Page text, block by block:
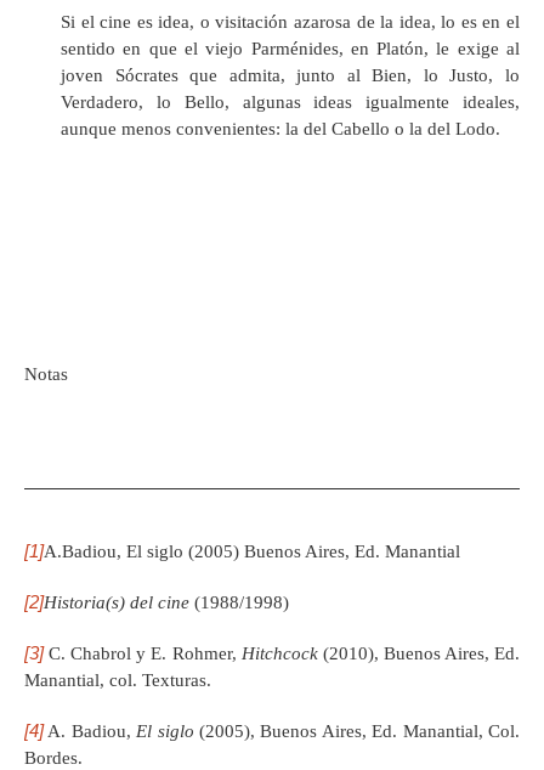
Si el cine es idea, o visitación azarosa de la idea, lo es en el
sentido en que el viejo Parménides, en Platón, le exige al
joven Sócrates que admita, junto al Bien, lo Justo, lo
Verdadero, lo Bello, algunas ideas igualmente ideales,
aunque menos convenientes: la del Cabello o la del Lodo.
Notas
[1]A.Badiou, El siglo (2005) Buenos Aires, Ed. Manantial
[2]Historia(s) del cine (1988/1998)
[3]C. Chabrol y E. Rohmer, Hitchcock(2010), Buenos Aires, Ed.
Manantial, col. Texturas.
[4]A. Badiou, El siglo (2005), Buenos Aires, Ed. Manantial, Col.
Bordes.